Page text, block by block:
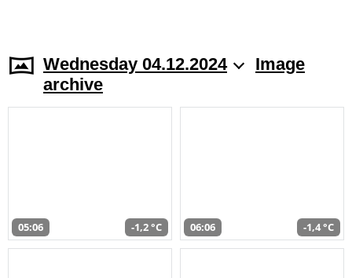
Wednesday 04.12.2024
Image
archive
05:06 -1,2 °C 06:06 -1,4 °C